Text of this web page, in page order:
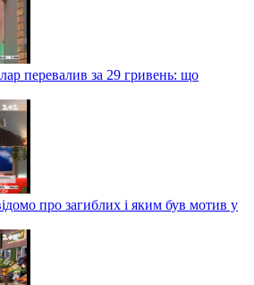
перевалив за 29 гривень: що
про загиблих і яким був мотив у